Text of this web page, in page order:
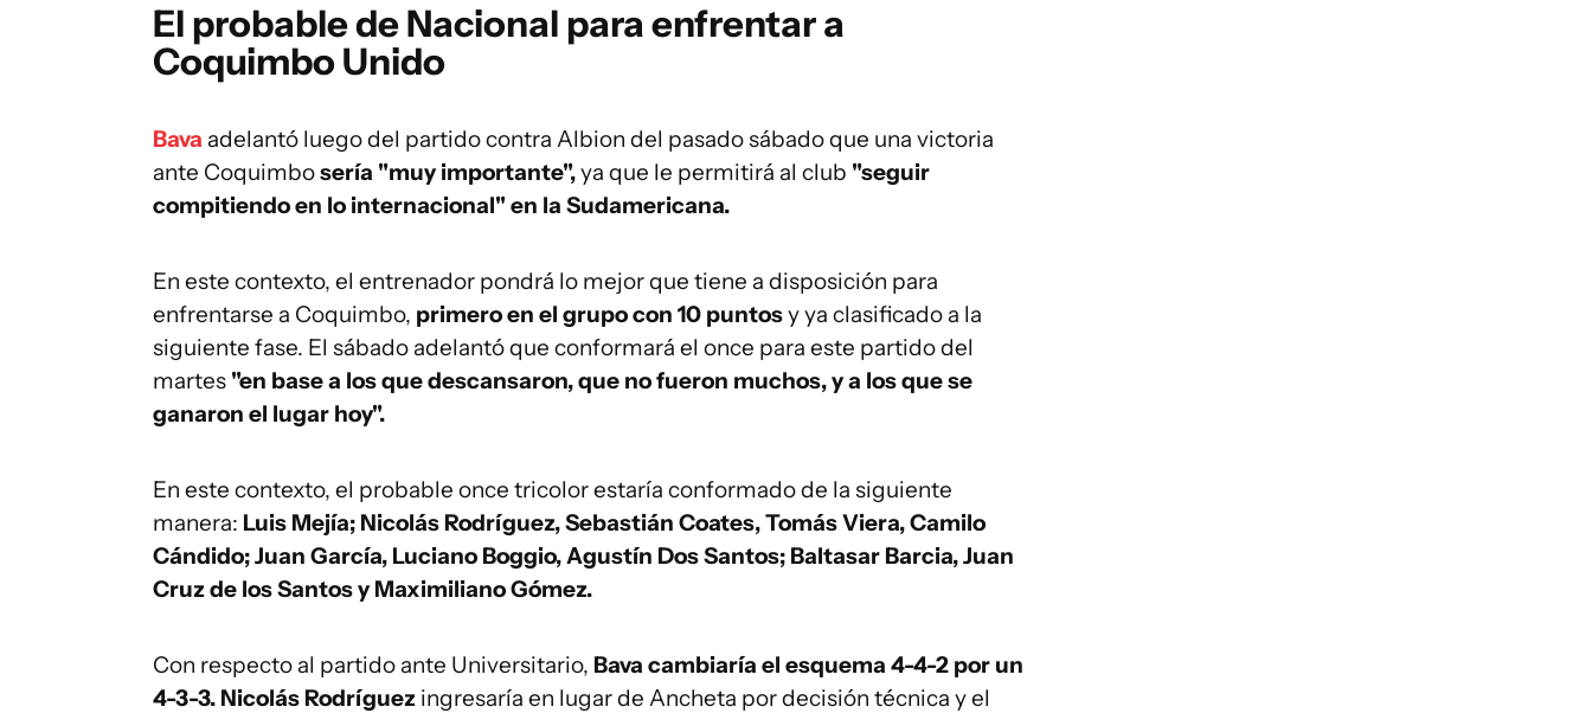
El probable de Nacional para enfrentar a
Coquimbo Unido
Bava adelantó luego del partido contra Albion del pasado sábado que una victoria
ante Coquimbosería "muy importante",ya que le permitirá al club "seguir
compitiendo en lo internacional" en la Sudamericana.
En este contexto, el entrenador pondrá lo mejor que tiene a disposición para
enfrentarse a Coquimbo, primero en el grupo con 10 puntosy ya clasificado a la
siguiente fase. El sábado adelantó que conformará el once para este partido del
martes "en base a los que descansaron, que no fueron muchos, y a los que se
ganaron el lugar hoy".
En este contexto, el probable once tricolor estaría conformado de la siguiente
manera: Luis Mejía; Nicolás Rodríguez, Sebastián Coates, Tomás Viera, Camilo
Cándido; Juan García, Luciano Boggio, Agustín Dos Santos; Baltasar Barcia, Juan
Cruz de los Santos y Maximiliano Gómez.
Con respecto al partido ante Universitario, Bava cambiaría el esquema 4-4-2 por un
4-3-3. Nicolás Rodríguez ingresaría en lugar de Ancheta por decisión técnica y el